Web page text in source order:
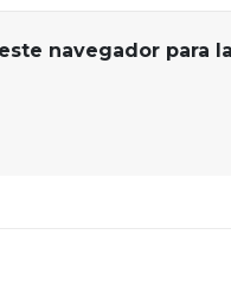
navegador para